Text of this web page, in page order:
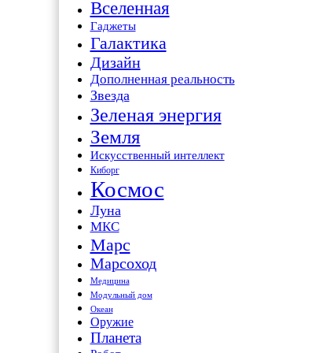
Вселенная
Гаджеты
Галактика
Дизайн
Дополненная реальность
Звезда
Зеленая энергия
Земля
Искусственный интеллект
Киборг
Космос
Луна
МКС
Марс
Марсоход
Медицина
Модульный дом
Океан
Оружие
Планета